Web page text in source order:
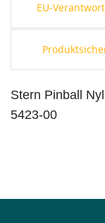
EU-
Stern Pinball
5423-00